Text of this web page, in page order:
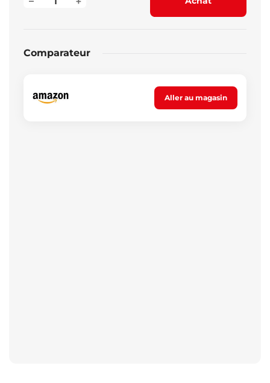
Comparateur
Aller au magasin